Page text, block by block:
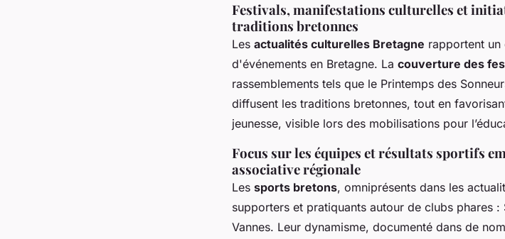
Festivals, manifestations culturelles et
traditions bretonnes
Les actualités culturelles Bretagne rapportent
d'événements en Bretagne. La couverture des
rassemblements tels que le Printemps des
diffusent les traditions bretonnes, tout en
jeunesse, visible lors des mobilisations pour
Focus sur les équipes et résultats sportifs
associative régionale
Les sports bretons, omniprésents dans les
supporters et pratiquants autour de clubs phares :
Vannes. Leur dynamisme, documenté dans de